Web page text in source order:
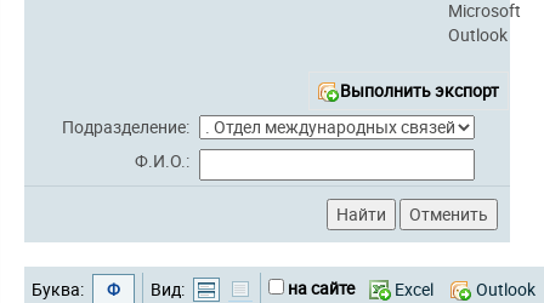
Microsoft
Outlook
Выполнить экспорт
Подразделение:
Ф.И.О.:
Буква: Ф Вид: на сайте Excel Outlook